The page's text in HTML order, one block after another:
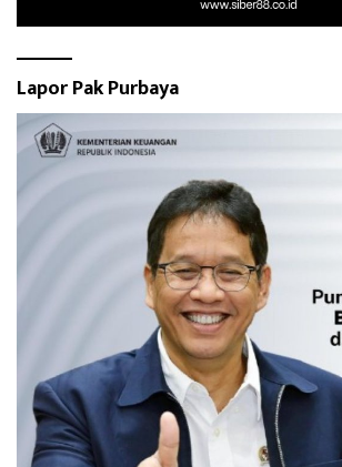
Lapor Pak Purbaya